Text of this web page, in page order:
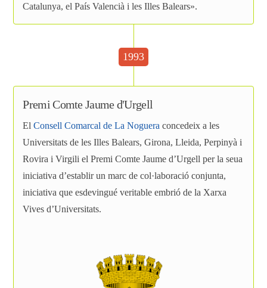
Catalunya, el País Valencià i les Illes Balears».
1993
Premi Comte Jaume d'Urgell
ElConsell Comarcal de La Noguera concedeix a les
Universitats de les Illes Balears, Girona, Lleida, Perpinyà i
Rovira i Virgili el Premi Comte Jaume d’Urgell per la seua
iniciativa d’establir un marc de col·laboració conjunta,
iniciativa que esdevingué veritable embrió de la Xarxa
Vives d’Universitats.